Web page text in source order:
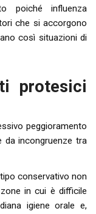
poiché influenza
che si accorgono
così situazioni di
protesici
peggioramento
da incongruenze tra
conservativo non
in cui è difficile
igiene orale e,